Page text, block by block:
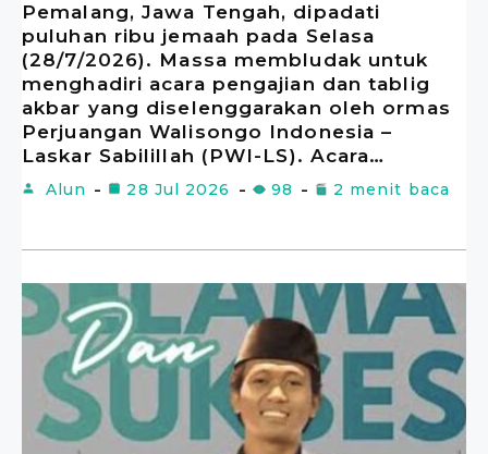
Pemalang, Jawa Tengah, dipadati
puluhan ribu jemaah pada Selasa
(28/7/2026). Massa membludak untuk
menghadiri acara pengajian dan tablig
akbar yang diselenggarakan oleh ormas
Perjuangan Walisongo Indonesia –
Laskar Sabilillah (PWI-LS). ​Acara…
Alun 28 Jul 2026 98 2 menit baca